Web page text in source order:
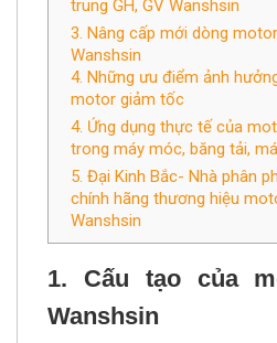
2. Thông số kỹ thuật của
trung GH, GV Wanshsin
3. Nâng cấp mới dòng
Wanshsin
4. Những ưu điểm ảnh
motor giảm tốc
4. Ứng dụng thực tế của
trong máy móc, băng tải,
5. Đại Kinh Bắc- Nhà phân
chính hãng thương hiệu
Wanshsin
1. Cấu tạo của